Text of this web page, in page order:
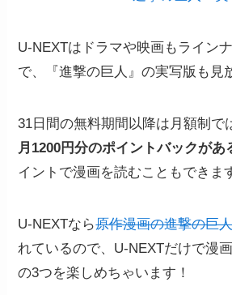
U-NEXTはドラマや映画もライン
で、『進撃の巨人』の実写版も見
31日間の無料期間以降は月額制で
月1200円分のポイントバックがあ
イントで漫画を読むこともできま
U-NEXTなら原作漫画の進撃の巨
れているので、U-NEXTだけで漫
の3つを楽しめちゃいます！